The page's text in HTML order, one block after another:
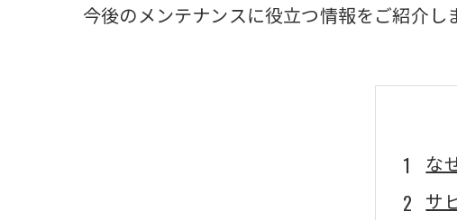
今後のメンテナンスに役立つ情報をご紹介し
な
サ